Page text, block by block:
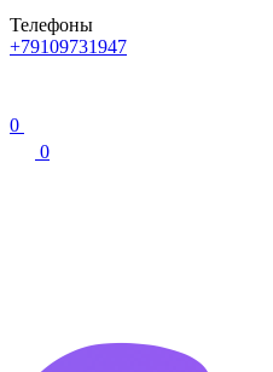
Телефоны
+79109731947
0
0